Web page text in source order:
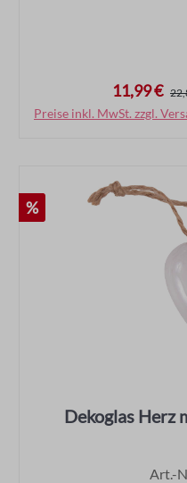
Verkaufspreis:11,99 €
Preise inkl. MwSt. zzgl.In den
Rabatt
%
Dekoglas Herz
Art.-